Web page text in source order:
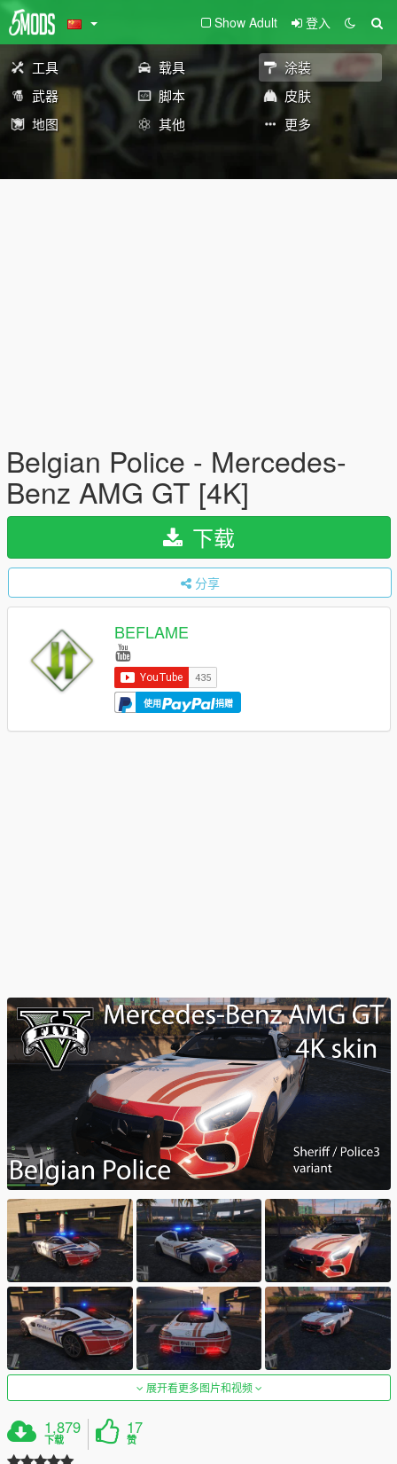
Show Adult 登入
工具 载具
涂装
武器
脚本
皮肤
地图
其他 更多
Belgian Police - Mercedes-
Benz AMG GT [4K]
下载
分享
BEFLAME
使用 捐赠
展开看更多图片和视频
1,879
下载
17
赞